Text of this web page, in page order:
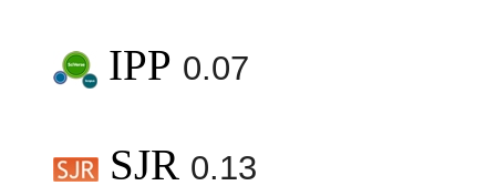
IPP 0.07
SJR 0.13